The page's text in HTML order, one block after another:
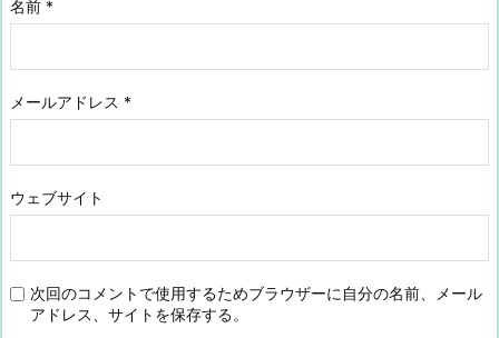
名前 *
メールアドレス *
ウェブサイト
次回のコメントで使用するためブラウザーに自分の名前、メール
アドレス、サイトを保存する。